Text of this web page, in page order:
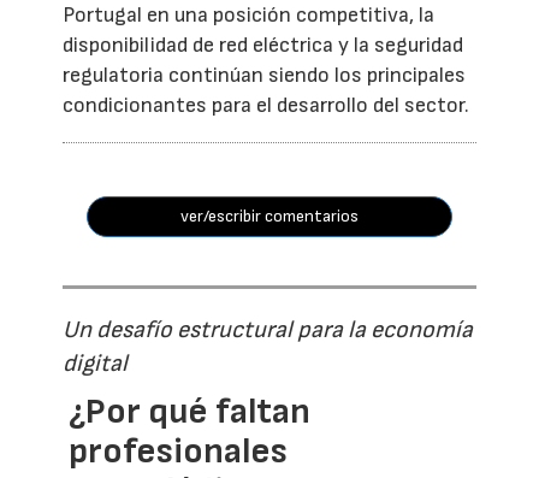
Portugal en una posición competitiva, la
disponibilidad de red eléctrica y la seguridad
regulatoria continúan siendo los principales
condicionantes para el desarrollo del sector.
ver/escribir comentarios
Un desafío estructural para la economía
digital
¿Por qué faltan
profesionales